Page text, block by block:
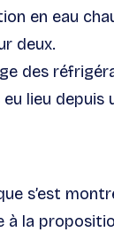
en eau
deux.
des
eu lieu depuis
s’est
à la